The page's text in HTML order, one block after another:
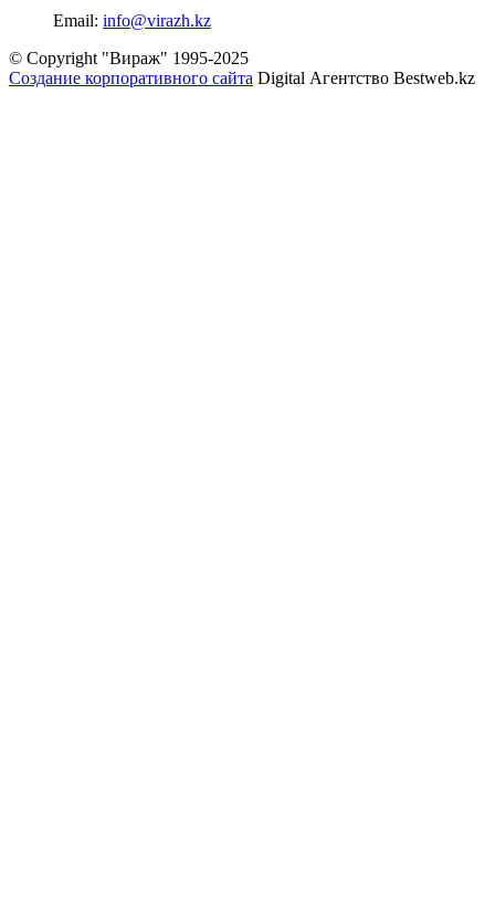
Email: info@virazh.kz
© Copyright "Вираж" 1995-2025
Создание корпоративного сайта Digital Агентство Bestweb.kz